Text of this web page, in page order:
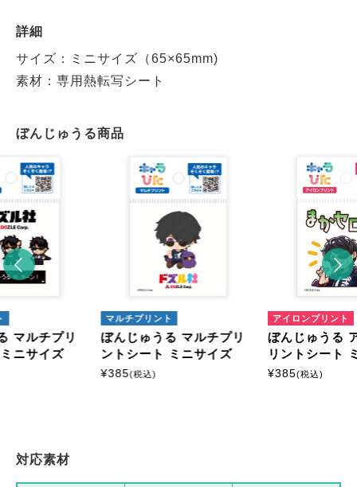
詳細
サイズ：ミニサイズ（65×65mm)
素材：専用熱転写シート
ぼんじゅうる商品
マルチプリ
ニサイズ
マルチプリント
ぼんじゅうる マルチプリ
ントシート ミニサイズ
¥385(税込)
アイロンプリント
ぼんじゅうる
リントシート
¥385(税込)
対応素材